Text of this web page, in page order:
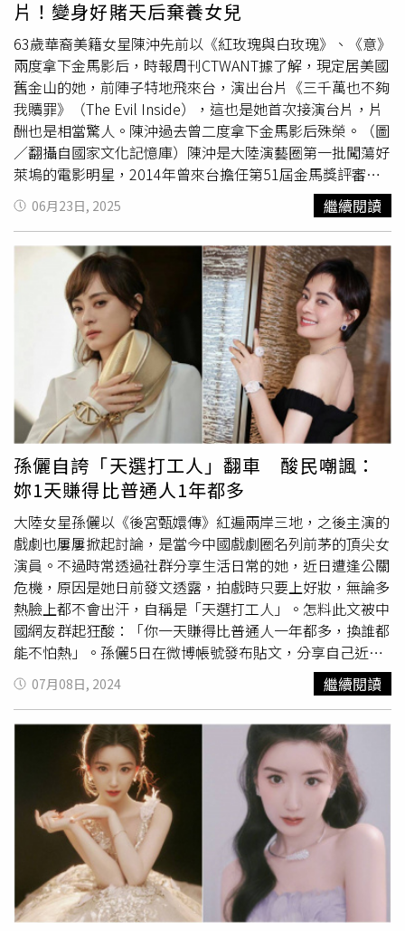
友翻出他2002年在台涉毒的黑歷史，立刻遭到抵制，如今
演唱會也宣告取消了。
片！變身好賭天后棄養女兒
63歲華裔美籍女星陳沖先前以《紅玫瑰與白玫瑰》、《意》
兩度拿下金馬影后，時報周刊CTWANT據了解，現定居美國
舊金山的她，前陣子特地飛來台，演出台片《三千萬也不夠
我贖罪》（The Evil Inside），這也是她首次接演台片，片
酬也是相當驚人。陳沖過去曾二度拿下金馬影后殊榮。（圖
／翻攝自國家文化記憶庫）陳沖是大陸演藝圈第一批闖蕩好
萊塢的電影明星，2014年曾來台擔任第51屆金馬獎評審。
她在《末代皇帝》中飾演悲慘的皇后婉容，在《色戒》扮演
梁朝偉的老婆「易太太」，在古裝劇《如懿傳》則客串演出
烏拉那拉氏，跟鄔君梅有多場精采對手戲。據悉，她在台片
《三千萬也不夠我贖罪》中飾演沉迷於賭博的演藝圈天后，
欠了一屁股債後消失在演藝圈，並拋棄年幼的女兒，沒想到
多年後意外在療養院中甦醒，發現賭博集團竟以「絕症患
者」的壽命作為賭注，她試圖脫離並找回女兒，卻發現更加
黑暗的祕密。《三千萬也不夠我贖罪》導演謝庭菡在社群分
享拍片過程。（圖／翻攝自謝庭菡IG）本月9日導演謝庭菡
在社群透露本片已殺青的訊息。（圖／翻攝自謝庭菡IG）該
片由《屍憶》導演謝庭菡執導，已於本月初在台殺青，且陳
沖片酬驚人，劇組對她也是十足禮遇，給足好萊塢規格的待
遇。值得一提的是，陳沖過去也曾深陷棄養風波，她與第二
任丈夫結婚後多年，遲遲未有孩子，選擇領養了雙胞胎女
兒，沒想到領養期間意外懷孕，等女兒出生後，就以無法同
時照顧3名女兒為由，把雙胞胎「轉讓」給另一對紐約夫婦
養育。即便已經事隔近30年，「領養又棄養」一事依舊被網
友給挖出來討論，如今她接演棄養女兒的母親，也與她的過
去有巧合之處。陳沖在古裝劇《如懿傳》則飾演烏拉那拉氏
皇后。（圖／翻攝自電視劇如懿傳微博）
06月23日, 2025 繼續閱讀
孫儷自誇「天選打工人」翻車 酸民嘲諷：
妳1天賺得比普通人1年都多
大陸女星孫儷以《後宮甄嬛傳》紅遍兩岸三地，之後主演的
戲劇也屢屢掀起討論，是當今中國戲劇圈名列前茅的頂尖女
演員。不過時常透過社群分享生活日常的她，近日遭逢公關
危機，原因是她日前發文透露，拍戲時只要上好妝，無論多
熱臉上都不會出汗，自稱是「天選打工人」。怎料此文被中
國網友群起狂酸：「你一天賺得比普通人一年都多，換誰都
能不怕熱」。孫儷5日在微博帳號發布貼文，分享自己近日
在上海進組拍戲的生活。表示三十多度的天氣，攝影棚內大
家穿著秋服拍戲，不少人熱得汗流浹背，與她對戲的演員更
是開機5秒就開始爆汗，唯獨她臉上一點汗都沒有。對此，
她解釋，「我只要一化妝，臉上毛孔就開始懂了要工作了，
就算我渾身濕透，臉上是一滴汗都沒有的。但我不化妝平時
做運動什麼的，那是連眼皮，眉毛都在出汗的」，所以身旁
朋友都認為她是那個「天選打工人」貼文底下，孫儷的丈夫
鄧超也一如往常的留言搞笑放閃「我全身都不出汗」。本來
只是分享工作日常，可惜「打工人」三個字觸動了中國網友
敏感的神經，紛紛留言抨擊，「你一天賺得比普通人一年都
多，換誰都能不怕熱」、「這些『辛苦事』不用拿出來說，
日入208（指之前女星楊紫天價片酬 ）吃這些苦不應該
07月08日, 2024 繼續閱讀